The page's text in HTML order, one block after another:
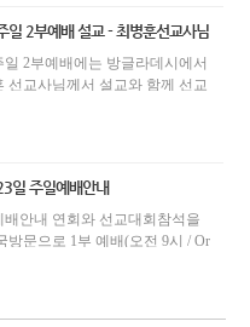
2부예배 설교 - 최병훈선교사님
일 2부예배에는 방글라데시에서
선교사님께서 설교와 함께 선교
니다. 은혜받고 도전받는 귀한
일 주일예배안내
배안내 연회와 선교대회참석을
방문으로 1부 예배(오전 9시 / Or
니다. 2부 예배(오전 11시 / Tat